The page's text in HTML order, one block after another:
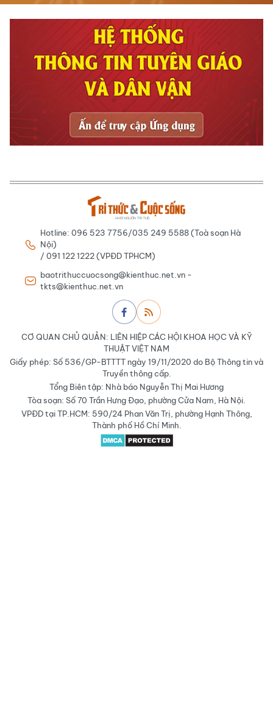
Hotline: 096 523 7756/035 249 5588 (Toà soạn Hà
Nội)
/ 091 122 1222 (VPĐD TPHCM)
baotrithuccuocsong@kienthuc.net.vn -
tkts@kienthuc.net.vn
CƠ QUAN CHỦ QUẢN: LIÊN HIỆP CÁC HỘI KHOA HỌC VÀ KỸ
THUẬT VIỆT NAM
Giấy phép: Số 536/GP-BTTTT ngày 19/11/2020 do Bộ Thông tin và
Truyền thông cấp.
Tổng Biên tập: Nhà báo Nguyễn Thị Mai Hương
Tòa soạn: Số 70 Trần Hưng Đạo, phường Cửa Nam, Hà Nội.
VPĐD tại TP.HCM: 590/24 Phan Văn Trị, phường Hạnh Thông,
Thành phố Hồ Chí Minh.